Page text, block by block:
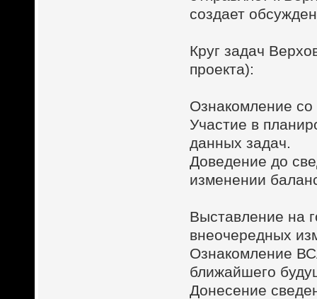
создает
Круг задач
проекта):
Ознакомление со
Участие в
данных задач.
Доведение до
изменении
Выставление на
внеочередных
Ознакомление
ближайшего
Донесение